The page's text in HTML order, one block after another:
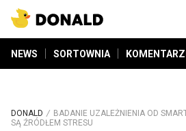
NEWS SORTOWNIA
DONALD
BADANIE UZALEŻNIENIA OD
SĄ ŹRÓDŁEM STRESU